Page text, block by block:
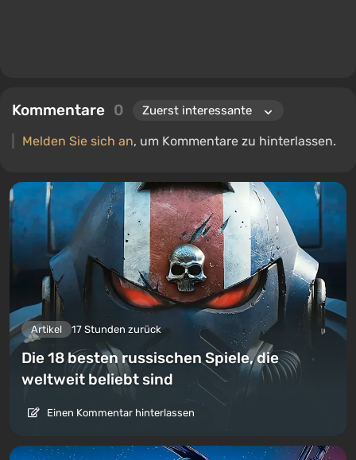
Kommentare 0
Melden Sie sich an, um Kommentare zu hinterlassen.
Artikel 17 Stunden zurück
Die 18 besten russischen Spiele, die
weltweit beliebt sind
Einen Kommentar hinterlassen